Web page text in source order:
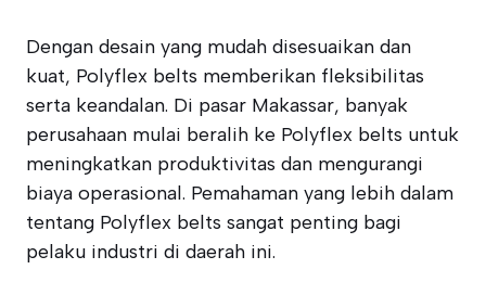
Dengan desain yang mudah disesuaikan dan
kuat, Polyflex belts memberikan fleksibilitas
serta keandalan. Di pasar Makassar, banyak
perusahaan mulai beralih ke Polyflex belts untuk
meningkatkan produktivitas dan mengurangi
biaya operasional. Pemahaman yang lebih dalam
tentang Polyflex belts sangat penting bagi
pelaku industri di daerah ini.